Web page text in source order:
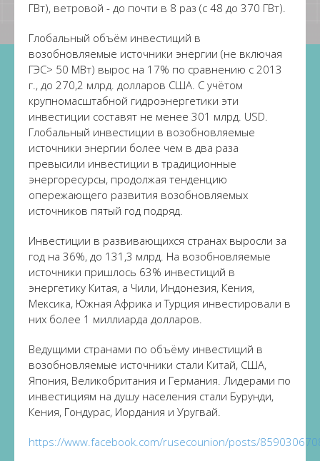
ГВт), ветровой - до почти в 8 раз (с 48 до 370 ГВт).
Глобальный объём инвестиций в
возобновляемые источники энергии (не включая
ГЭС> 50 МВт) вырос на 17% по сравнению с 2013
г., до 270,2 млрд. долларов США. С учётом
крупномасштабной гидроэнергетики эти
инвестиции составят не менее 301 млрд. USD.
Глобальный инвестиции в возобновляемые
источники энергии более чем в два раза
превысили инвестиции в традиционные
энергоресурсы, продолжая тенденцию
опережающего развития возобновляемых
источников пятый год подряд.
Инвестиции в развивающихся странах выросли за
год на 36%, до 131,3 млрд. На возобновляемые
источники пришлось 63% инвестиций в
энергетику Китая, а Чили, Индонезия, Кения,
Мексика, Южная Африка и Турция инвестировали в
них более 1 миллиарда долларов.
Ведущими странами по объёму инвестиций в
возобновляемые источники стали Китай, США,
Япония, Великобритания и Германия. Лидерами по
инвестициям на душу населения стали Бурунди,
Кения, Гондурас, Иордания и Уругвай.
https://www.facebook.com/rusecounion/posts/